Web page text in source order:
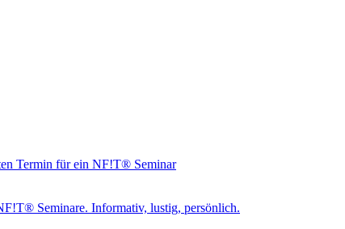
Termin für ein NF!T® Seminar
Seminare. Informativ, lustig, persönlich.